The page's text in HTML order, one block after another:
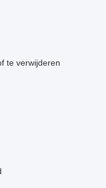
te verwijderen